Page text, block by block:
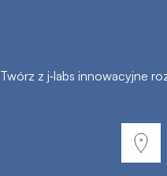
Twórz z j‑labs innowacyjne